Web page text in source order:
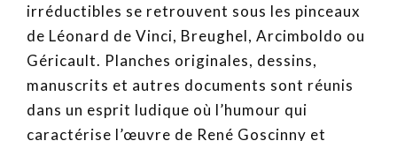
irréductibles se retrouvent sous les pinceaux
de Léonard de Vinci, Breughel, Arcimboldo ou
Géricault. Planches originales, dessins,
manuscrits et autres documents sont réunis
dans un esprit ludique où l’humour qui
caractérise l’œuvre de René Goscinny et